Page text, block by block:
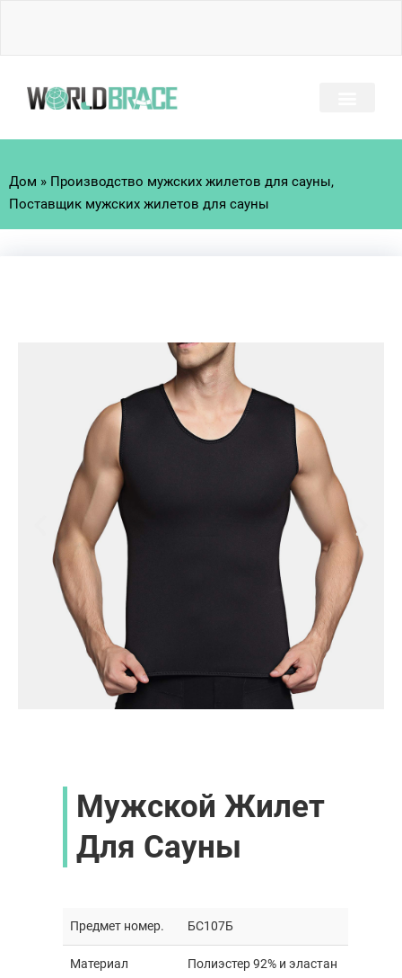
Дом » Производство мужских жилетов для сауны,
Поставщик мужских жилетов для сауны
Мужской Жилет
Для Сауны
Предмет номер. БС107Б
Материал
Полиэстер 92% и эластан